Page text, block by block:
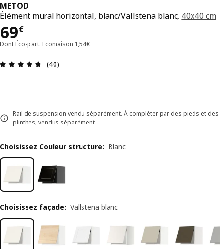
METOD
Élément mural horizontal, blanc/Vallstena blanc, 40x40 cm
69€
Prix 69€
Dont Éco-part. Ecomaison 1,54€
Avis: 4.7 sur 5 étoiles Nombre total d'avis: 40
(40)
Rail de suspension vendu séparément. À compléter par des pieds et des
plinthes, vendus séparément.
Choisissez Couleur structure: Blanc
Choisissez façade: Vallstena blanc